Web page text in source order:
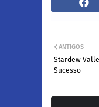
ANTIGOS
Stardew
Sucesso